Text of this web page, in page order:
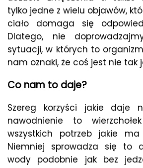
tylko jedne z wielu objawów,
ciało domaga się
Dlatego, nie
sytuacji, w których to
nam oznaki, że coś jest nie tak
Co nam to daje?
Szereg korzyści jakie daje
nawodnienie to
wszystkich potrzeb jakie
Niemniej sprowadza się to
wody podobnie jak bez